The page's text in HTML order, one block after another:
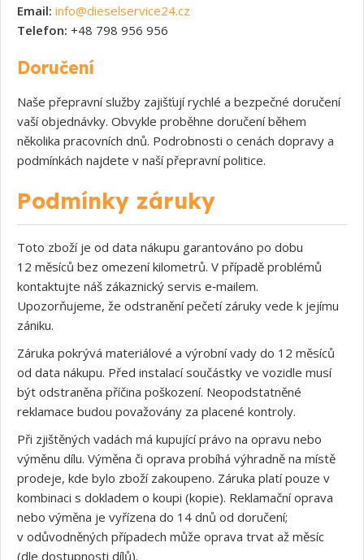
Email: info@dieselservice24.cz
Telefon: +48 798 956 956
Doručení
Naše přepravní služby zajišťují rychlé a bezpečné doručení
vaší objednávky. Obvykle proběhne doručení během
několika pracovních dnů. Podrobnosti o cenách dopravy a
podmínkách najdete v naší přepravní politice.
Podmínky záruky
Toto zboží je od data nákupu garantováno po dobu
12 měsíců bez omezení kilometrů. V případě problémů
kontaktujte náš zákaznický servis e‑mailem.
Upozorňujeme, že odstranění pečetí záruky vede k jejímu
zániku.
Záruka pokrývá materiálové a výrobní vady do 12 měsíců
od data nákupu. Před instalací součástky ve vozidle musí
být odstraněna příčina poškození. Neopodstatněné
reklamace budou považovány za placené kontroly.
Při zjištěných vadách má kupující právo na opravu nebo
výměnu dílu. Výměna či oprava probíhá výhradně na místě
prodeje, kde bylo zboží zakoupeno. Záruka platí pouze v
kombinaci s dokladem o koupi (kopie). Reklamační oprava
nebo výměna je vyřízena do 14 dnů od doručení;
v odůvodněných případech může oprava trvat až měsíc
(dle dostupnosti dílů).